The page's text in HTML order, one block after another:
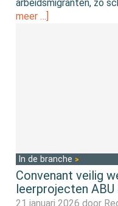
arbeidsmigranten, zo
meer …]
In de branche
Convenant veilig
leerprojecten
21 januari 2026 door